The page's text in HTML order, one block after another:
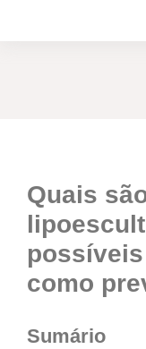
quais são os riscos da
como
Sumário